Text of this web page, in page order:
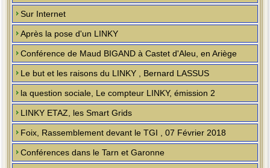
Sur Internet
Après la pose d'un LINKY
Conférence de Maud BIGAND à Castet d'Aleu, en Ariège
Le but et les raisons du LINKY , Bernard LASSUS
la question sociale, Le compteur LINKY, émission 2
LINKY ETAZ, les Smart Grids
Foix, Rassemblement devant le TGI , 07 Février 2018
Conférences dans le Tarn et Garonne